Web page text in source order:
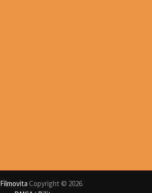
Filmovita Copyright © 2026.